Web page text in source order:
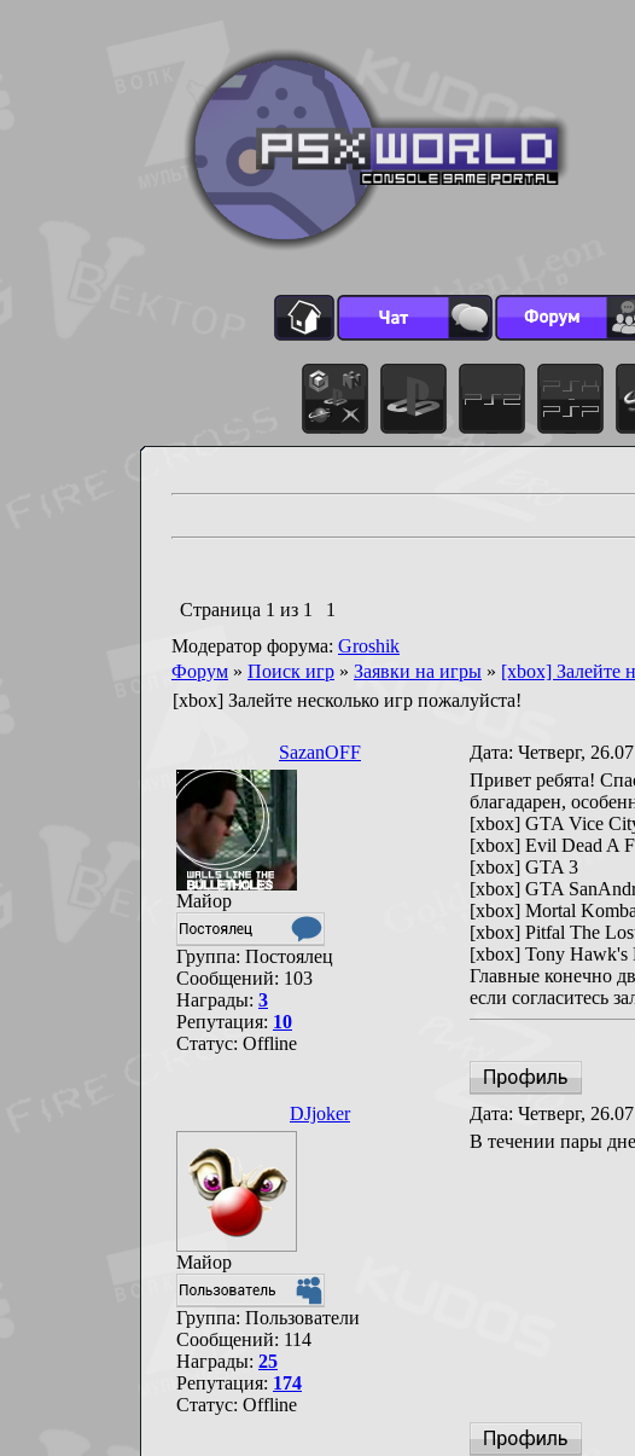
Страница 1 из 1
1
Модератор форума: Groshik
Форум » Поиск игр » Заявки на игры » [xbox] Залейте
[xbox] Залейте несколько игр пожалуйста!
SazanOFF Дата: Четверг,
Майор
Группа: Постоялец
Сообщений: 103
Награды: 3
Репутация: 10
Статус: Offline
Привет ребята!
благадарен,
[xbox] GTA Vice
[xbox] Evil Dead A
[xbox] GTA 3
[xbox] GTA
[xbox] Mortal
[xbox] Pitfal The
[xbox] Tony Hawk's
Главные конечно
если согласитесь
DJjoker Дата: Четверг,
Майор
Группа: Пользователи
Сообщений: 114
Награды: 25
Репутация: 174
Статус: Offline
В течении пары